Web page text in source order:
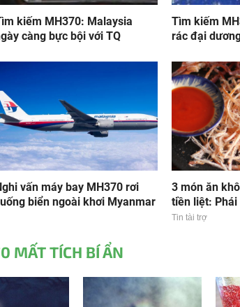
kiếm MH370: Malaysia
càng bực bội với TQ
Tìm kiếm
rác đại
vấn máy bay MH370 rơi
biển ngoài khơi Myanmar
3 món ăn
tiền liệt: Phái
Tin tài trợ
MẤT TÍCH BÍ ẨN